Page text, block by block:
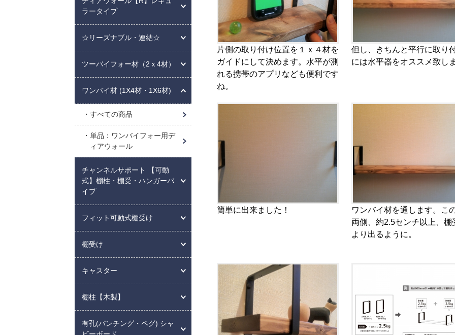
片側の取り付け位置を１ｘ４材を
ガイドにして決めます。水平が測
れる携帯のアプリなども便利です
ね。
但し、きちんと平行に取り
には水平器をオススメ致し
簡単に出来ました！
ワンバイ材を通します。こ
両側、約2.5センチ以上、棚
より出るように。
ラータイプ
☆リーズナブル・連結☆
ツーバイフォー材（2ｘ4材）
ワンバイ材 (1X4材・1X6材)
すべての商品
単品：ワンバイフォー用デ
ィアウォール
チャンネルサポート 【可動
式】棚柱・棚受・ハンガーパ
イプ
フィット可動式棚受け
棚受け
キャスター
棚柱【木製】
有孔(パンチング・ペグ) シャ